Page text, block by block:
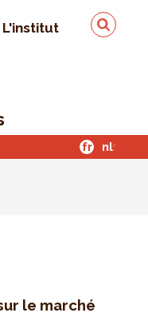
L'institut
& sécurité des
fr nl
le marché